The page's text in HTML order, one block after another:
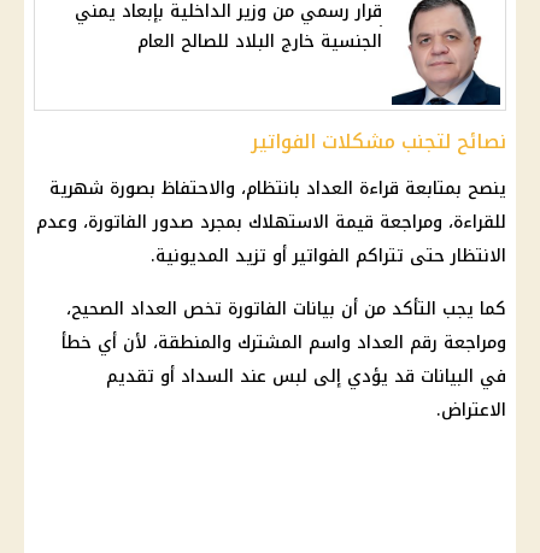
قرار رسمي من وزير الداخلية بإبعاد يمني
الجنسية خارج البلاد للصالح العام
نصائح لتجنب مشكلات الفواتير
ينصح بمتابعة قراءة العداد بانتظام، والاحتفاظ بصورة شهرية
للقراءة، ومراجعة قيمة الاستهلاك بمجرد صدور الفاتورة، وعدم
الانتظار حتى تتراكم الفواتير أو تزيد المديونية.
كما يجب التأكد من أن بيانات الفاتورة تخص العداد الصحيح،
ومراجعة رقم العداد واسم المشترك والمنطقة، لأن أي خطأ
في البيانات قد يؤدي إلى لبس عند السداد أو تقديم
الاعتراض.